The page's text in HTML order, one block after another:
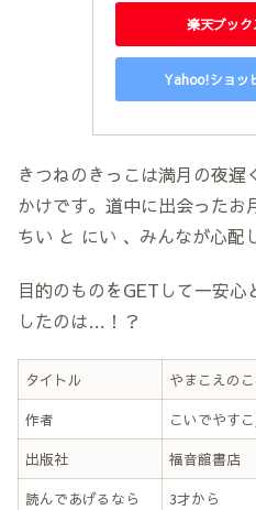
楽天ブック
Yahoo!ショッ
きつねのきっこは満月の夜
かけです。道中に出会ったお
ちい と にい 、みんなが心配
目的のものをGETして一安
したのは…！？
タイトル やまこえの
作者 こいでやす
出版社 福音館書店
読んであげるなら 3才から